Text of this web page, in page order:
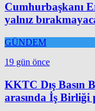
Cumhurbaşkanı
yalnız
GÜNDEM
19 gün önce
KKTC Dış Basın
arasında İş Birliği